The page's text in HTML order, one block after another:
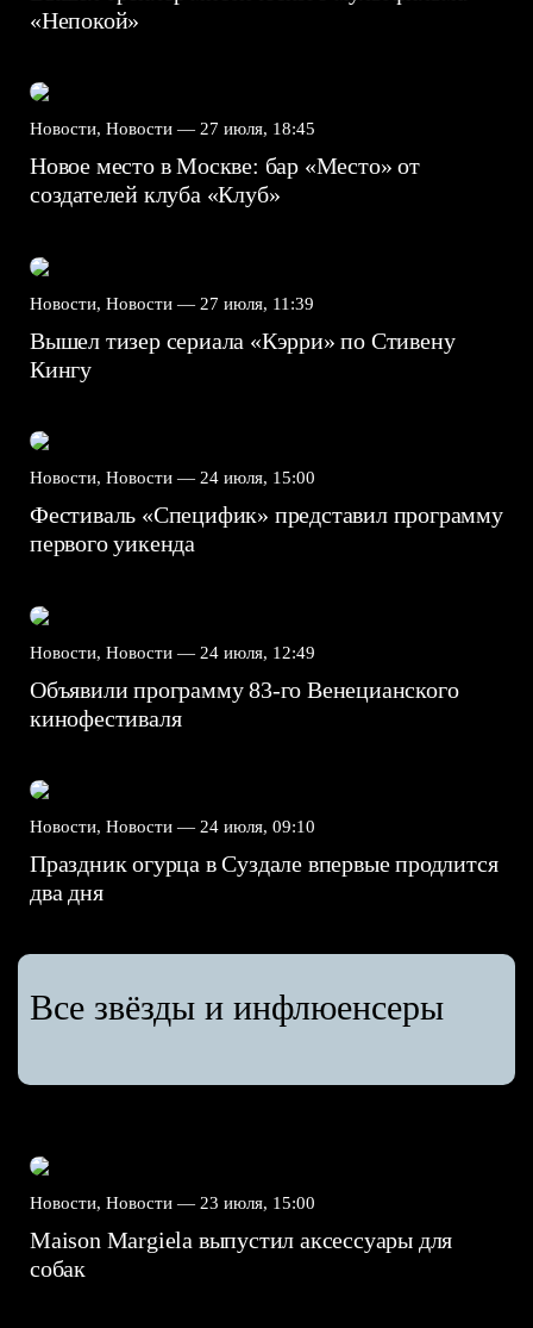
«Непокой»
Новости, Новости — 27 июля, 18:45
Новое место в Москве: бар «Место» от
создателей клуба «Клуб»
Новости, Новости — 27 июля, 11:39
Вышел тизер сериала «Кэрри» по Стивену
Кингу
Новости, Новости — 24 июля, 15:00
Фестиваль «Специфик» представил программу
первого уикенда
Новости, Новости — 24 июля, 12:49
Объявили программу 83-го Венецианского
кинофестиваля
Новости, Новости — 24 июля, 09:10
Праздник огурца в Суздале впервые продлится
два дня
Все звёзды и инфлюенсеры
Новости, Новости — 23 июля, 15:00
Maison Margiela выпустил аксессуары для
собак